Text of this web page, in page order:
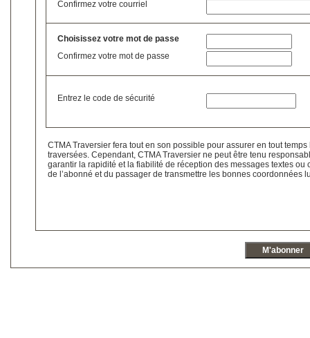
CTMA Traversier fera tout en son possible pour assurer en tout
traversées. Cependant, CTMA Traversier ne peut être tenu
garantir la rapidité et la fiabilité de réception des messages textes
de l’abonné et du passager de transmettre les bonnes coordonnées
Confirmez votre courriel
Choisissez votre mot de passe
Confirmez votre mot de passe
Entrez le code de sécurité